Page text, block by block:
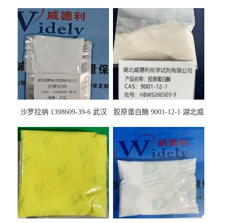
沙罗拉纳 1398609-39-6 武汉
胶原蛋白酶 9001-12-1 湖北威